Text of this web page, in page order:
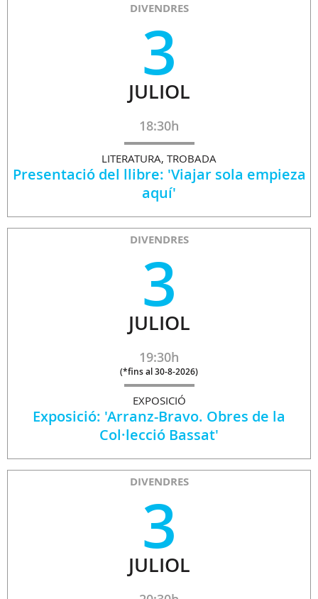
DIVENDRES
3
JULIOL
18:30h
LITERATURA, TROBADA
Presentació del llibre: 'Viajar sola empieza
aquí'
DIVENDRES
3
JULIOL
19:30h
(*fins al 30-8-2026)
EXPOSICIÓ
Exposició: 'Arranz-Bravo. Obres de la
Col·lecció Bassat'
DIVENDRES
3
JULIOL